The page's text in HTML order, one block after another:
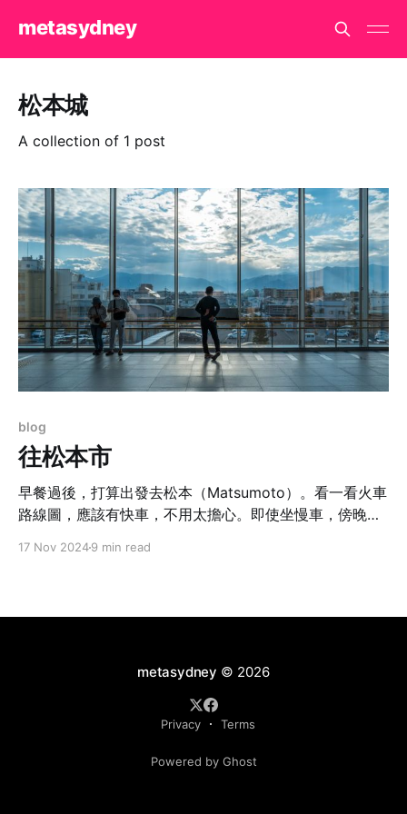
metasydney
松本城
A collection of 1 post
blog
往松本市
早餐過後，打算出發去松本（Matsumoto）。看一看火車
路線圖，應該有快車，不用太擔心。即使坐慢車，傍晚前
17 Nov 20249 min read
metasydney © 2026
Privacy Terms
Powered by Ghost